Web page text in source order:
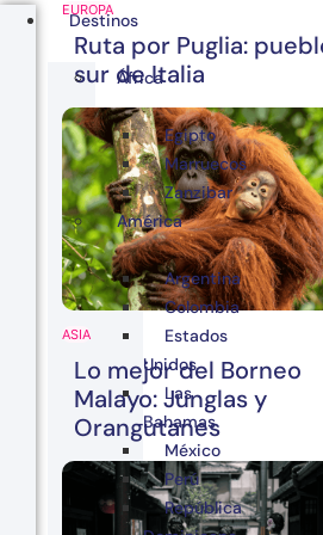
EUROPA
Ruta por Puglia:
sur de Italia
ASIA
Lo mejor del Borneo
Malayo: Junglas y
Orangutanes
Destinos
África
Egipto
Marruecos
Zanzibar
América
Argentina
Colombia
Estados
Unidos
Las
Bahamas
México
Perú
República